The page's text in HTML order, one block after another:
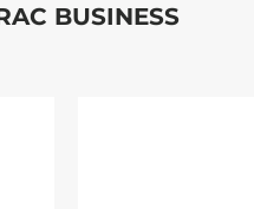
BUSINESS